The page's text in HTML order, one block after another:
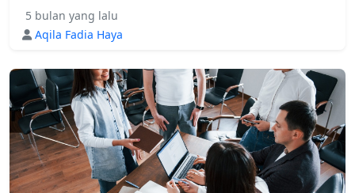
5 bulan yang lalu
Aqila Fadia Haya